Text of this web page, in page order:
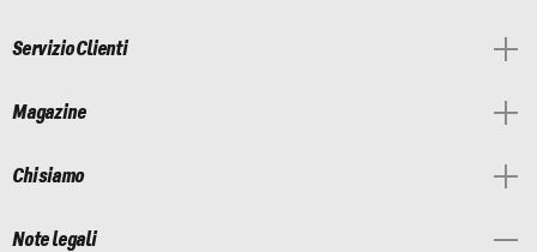
Servizio Clienti
Magazine
Chi siamo
Note legali